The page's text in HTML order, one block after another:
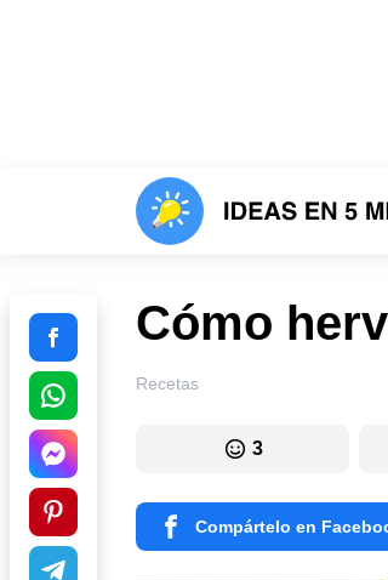
Cómo
Recetas
3
Compártelo en